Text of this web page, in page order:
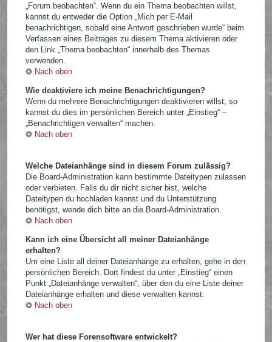
„Forum beobachten“. Wenn du ein Thema beobachten willst,
kannst du entweder die Option „Mich per E-Mail
benachrichtigen, sobald eine Antwort geschrieben wurde“ beim
Verfassen eines Beitrages zu diesem Thema aktivieren oder
den Link „Thema beobachten“ innerhalb des Themas
verwenden.
Nach oben
Wie deaktiviere ich meine Benachrichtigungen?
Wenn du mehrere Benachrichtigungen deaktivieren willst, so
kannst du dies im persönlichen Bereich unter „Einstieg“ –
„Benachrichtigen verwalten“ machen.
Nach oben
Welche Dateianhänge sind in diesem Forum zulässig?
Die Board-Administration kann bestimmte Dateitypen zulassen
oder verbieten. Falls du dir nicht sicher bist, welche
Dateitypen du hochladen kannst und du Unterstützung
benötigst, wende dich bitte an die Board-Administration.
Nach oben
Kann ich eine Übersicht all meiner Dateianhänge
erhalten?
Um eine Liste all deiner Dateianhänge zu erhalten, gehe in den
persönlichen Bereich. Dort findest du unter „Einstieg“ einen
Punkt „Dateianhänge verwalten“, über den du eine Liste deiner
Dateianhänge erhalten und diese verwalten kannst.
Nach oben
Wer hat diese Forensoftware entwickelt?